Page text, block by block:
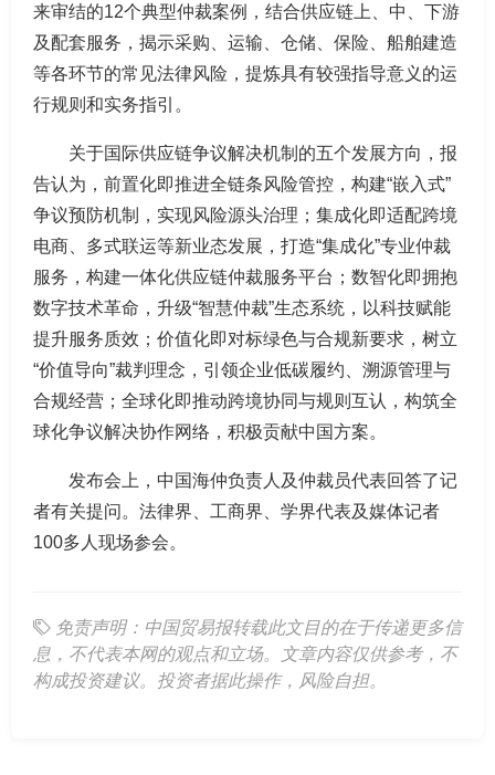
来审结的12个典型仲裁案例，结合供应链上、中、下游
及配套服务，揭示采购、运输、仓储、保险、船舶建造
等各环节的常见法律风险，提炼具有较强指导意义的运
行规则和实务指引。
关于国际供应链争议解决机制的五个发展方向，报
告认为，前置化即推进全链条风险管控，构建“嵌入式”
争议预防机制，实现风险源头治理；集成化即适配跨境
电商、多式联运等新业态发展，打造“集成化”专业仲裁
服务，构建一体化供应链仲裁服务平台；数智化即拥抱
数字技术革命，升级“智慧仲裁”生态系统，以科技赋能
提升服务质效；价值化即对标绿色与合规新要求，树立
“价值导向”裁判理念，引领企业低碳履约、溯源管理与
合规经营；全球化即推动跨境协同与规则互认，构筑全
球化争议解决协作网络，积极贡献中国方案。
发布会上，中国海仲负责人及仲裁员代表回答了记
者有关提问。法律界、工商界、学界代表及媒体记者
100多人现场参会。
免责声明：中国贸易报转载此文目的在于传递更多信
息，不代表本网的观点和立场。文章内容仅供参考，不
构成投资建议。投资者据此操作，风险自担。